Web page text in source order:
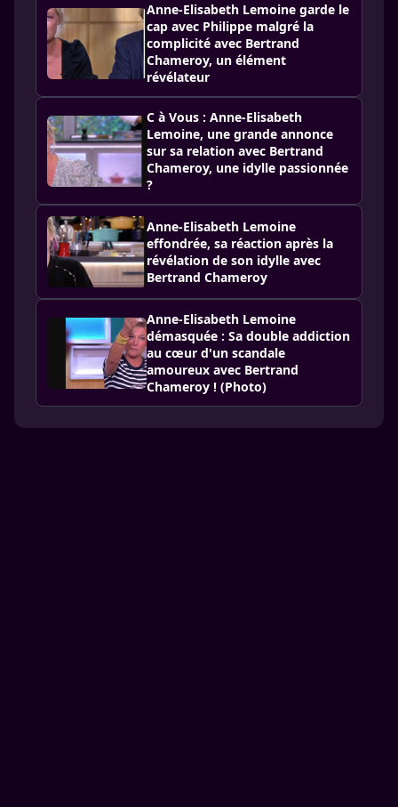
Anne-Elisabeth Lemoine garde le
cap avec Philippe malgré la
complicité avec Bertrand
Chameroy, un élément
révélateur
C à Vous : Anne-Elisabeth
Lemoine, une grande annonce
sur sa relation avec Bertrand
Chameroy, une idylle passionnée
?
Anne-Elisabeth Lemoine
effondrée, sa réaction après la
révélation de son idylle avec
Bertrand Chameroy
Anne-Elisabeth Lemoine
démasquée : Sa double addiction
au cœur d'un scandale
amoureux avec Bertrand
Chameroy ! (Photo)